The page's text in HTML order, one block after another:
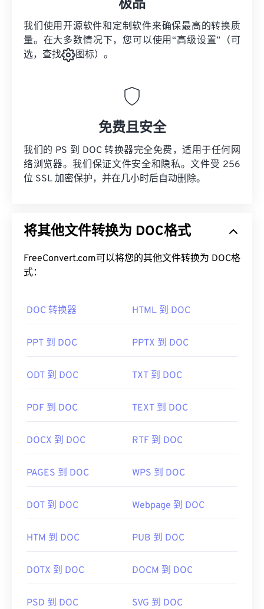
极品
我们使用开源软件和定制软件来确保最高的转换质
量。在大多数情况下，您可以使用“高级设置”（可
选，查找
图标）。
免费且安全
我们的 PS 到 DOC 转换器完全免费，适用于任何网
络浏览器。我们保证文件安全和隐私。文件受 256
位 SSL 加密保护，并在几小时后自动删除。
将其他文件转换为 DOC格式
FreeConvert.com可以将您的其他文件转换为 DOC格
式：
DOC 转换器 HTML 到 DOC
PPT 到 DOC PPTX 到 DOC
ODT 到 DOC TXT 到 DOC
PDF 到 DOC TEXT 到 DOC
DOCX 到 DOC RTF 到 DOC
PAGES 到 DOC WPS 到 DOC
DOT 到 DOC Webpage 到 DOC
HTM 到 DOC PUB 到 DOC
DOTX 到 DOC DOCM 到 DOC
PSD 到 DOC SVG 到 DOC